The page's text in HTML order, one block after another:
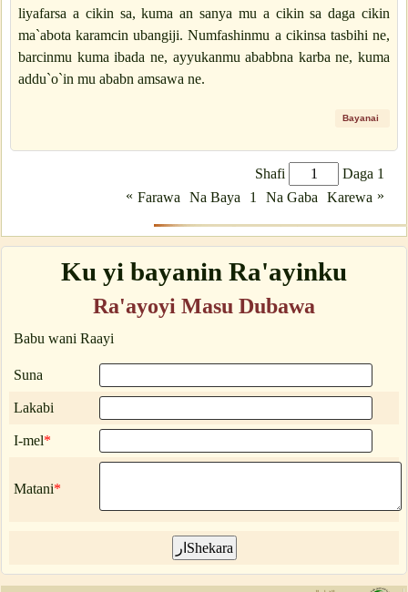
liyafarsa a cikin sa, kuma an sanya mu a cikin sa daga cikin
ma`abota karamcin ubangiji. Numfashinmu a cikinsa tasbihi ne,
barcinmu kuma ibada ne, ayyukanmu ababbna karba ne, kuma
addu`o`in mu ababn amsawa ne.
Bayanai
Shafi
Daga 1
« Farawa Na Baya 1 Na Gaba Karewa »
Ku yi bayanin Ra'ayinku
Ra'ayoyi Masu Dubawa
Babu wani Raayi
Suna
Lakabi
I-mel*
Matani*